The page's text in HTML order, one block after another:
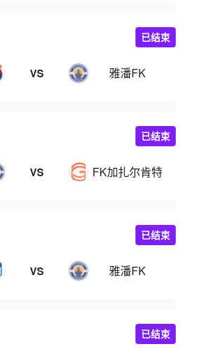
VS 雅潘FK
已结束
VS FK加扎尔肯特
已结束
VS 雅潘FK
已结束
已结束